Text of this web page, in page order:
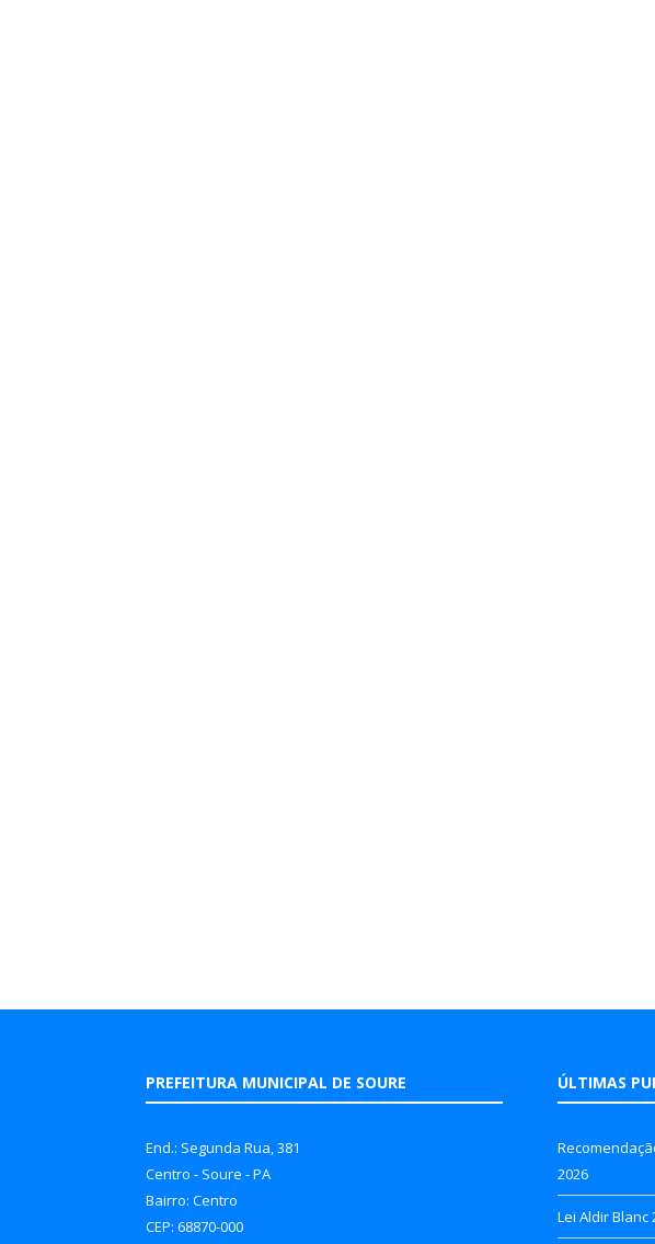
PREFEITURA MUNICIPAL DE SOURE
End.: Segunda Rua, 381
Centro - Soure - PA
Bairro: Centro
CEP: 68870-000
ÚLTIMAS
2026
Lei Aldir Blanc